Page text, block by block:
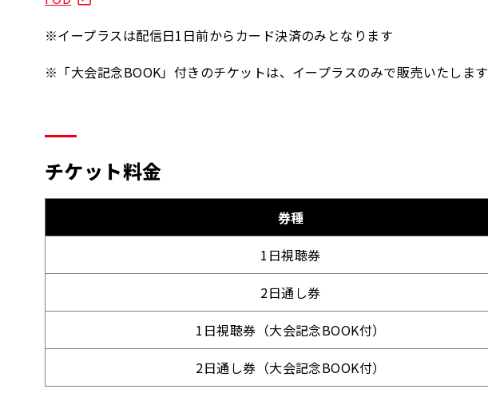
※イープラスは配信日1日前からカード決済のみとなります
※「大会記念BOOK」付きのチケットは、イープラスのみで販売いたします
チケット料金
券種
1日視聴券
2日通し券
1日視聴券（大会記念BOOK付）
2日通し券（大会記念BOOK付）